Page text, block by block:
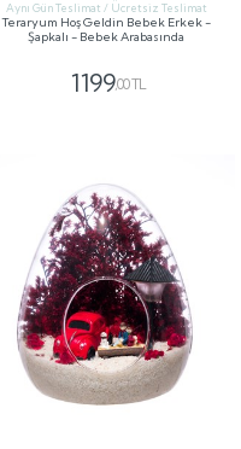
Aynı Gün Teslimat / Ücretsiz Teslimat
Teraryum Hoş Geldin Bebek Erkek -
Şapkalı - Bebek Arabasında
1199,00 TL